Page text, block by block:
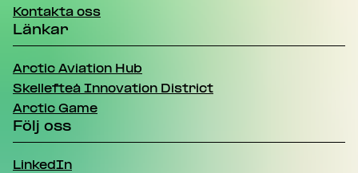
Kontakta oss
Länkar
Arctic Aviation Hub
Skellefteå Innovation District
Arctic Game
Följ oss
LinkedIn